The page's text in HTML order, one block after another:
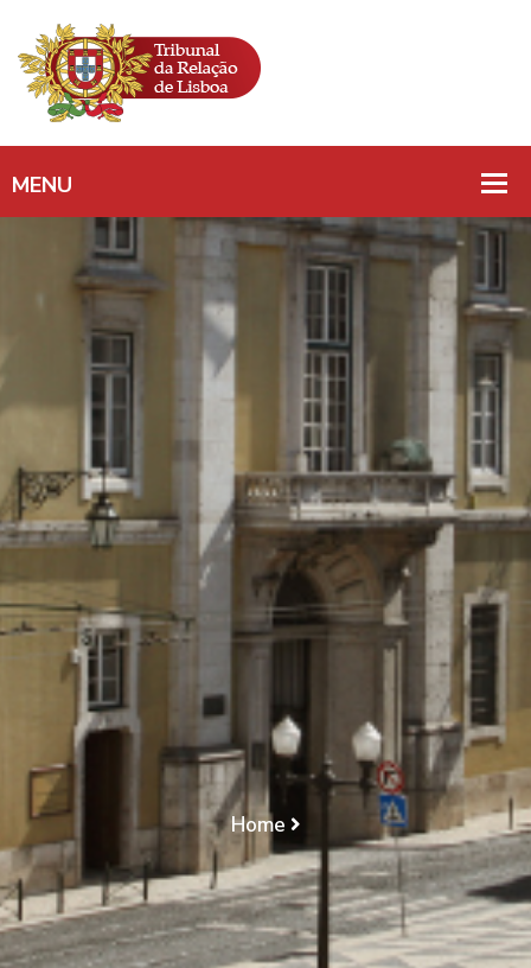
ACIDENTE DE
VIAÇÃO/
CIVIL/PRIVAÇÃO DE
USO DE
VEÍCULO/VEÍCULO
AFECTO A SERVIÇOS
TVDE/CÁLCULO DA
INDEMNIZAÇÃO
Home
ACIDENTE DE VIAÇÃO/RESPONSABILIDADE
CIVIL/PRIVAÇÃO DE USO DE VEÍCULO/VEÍCULO
AFECTO A SERVIÇOS TVDE/CÁLCULO DA
INDEMNIZAÇÃO